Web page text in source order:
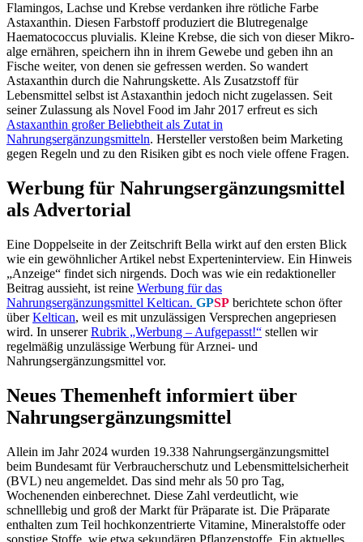
Flamingos, Lachse und Krebse verdanken ihre rötliche Farbe
Astaxanthin. Diesen Farbstoff produziert die Blutregenalge
Haematococcus pluvialis. Kleine Krebse, die sich von dieser Mikro­
alge ernähren, speichern ihn in ihrem Gewebe und geben ihn an
Fische weiter, von denen sie gefressen werden. So wandert
Astaxanthin durch die Nahrungskette. Als Zusatzstoff für
Lebensmittel selbst ist Astaxanthin jedoch nicht zugelassen. Seit
seiner Zulassung als Novel Food im Jahr 2017 erfreut es sich
Astaxanthin großer Beliebtheit als Zutat in
Nahrungsergänzungsmitteln. Hersteller verstoßen beim Marketing
gegen Regeln und zu den Risiken gibt es noch viele offene Fragen.
Werbung für Nahrungsergänzungsmittel
als Advertorial
Eine Doppelseite in der Zeitschrift Bella wirkt auf den ersten Blick
wie ein gewöhnlicher Artikel nebst Experteninterview. Ein Hinweis
„Anzeige“ findet sich nirgends. Doch was wie ein redaktioneller
Beitrag aussieht, ist reine Werbung für das
Nahrungsergänzungsmittel Keltican. GPSP berichtete schon öfter
überKeltican, weil es mit unzulässigen Versprechen angepriesen
wird. In unsererRubrik „Werbung – Aufgepasst!“ stellen wir
regelmäßig unzulässige Werbung für Arznei- und
Nahrungsergänzungsmittel vor.
Neues Themenheft informiert über
Nahrungsergänzungsmittel
Allein im Jahr 2024 wurden 19.338 Nahrungsergänzungsmittel
beim Bundesamt für Verbraucherschutz und Lebensmittelsicherheit
(BVL) neu angemeldet. Das sind mehr als 50 pro Tag,
Wochenenden einberechnet. Diese Zahl verdeutlicht, wie
schnelllebig und groß der Markt für Präparate ist. Die Präparate
enthalten zum Teil hochkonzentrierte Vitamine, Mineralstoffe oder
sonstige Stoffe, wie etwa sekundären Pflanzenstoffe. Ein aktuelles